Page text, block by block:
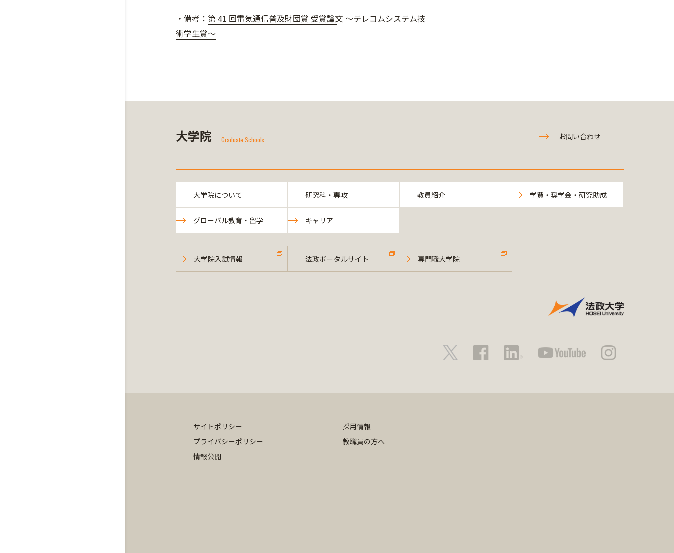
・備考： 第 41 回電気通信普及財団賞 受賞論文 〜テレコムシステム技
術学生賞〜
大学院 Graduate Schools お問い合わせ
大学院について 研究科・専攻 教員紹介 学費・奨学金・研究助成
グローバル教育・留学 キャリア
大学院入試情報 法政ポータルサイト 専門職大学院
サイトポリシー
プライバシーポリシー
情報公開
採用情報
教職員の方へ